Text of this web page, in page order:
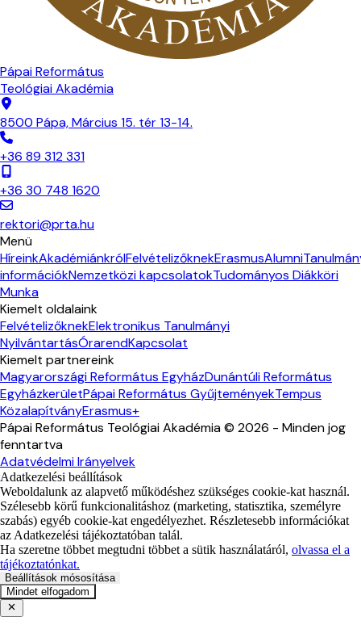
Pápai Református
Teológiai Akadémia
8500 Pápa, Március 15. tér 13-14.
+36 89 312 331
+36 30 748 1620
rektori@prta.hu
Menü
HíreinkAkadémiánkrólFelvételizőknekErasmusAlumni
információkNemzetközi kapcsolatokTudományos Diákköri
Munka
Kiemelt oldalaink
FelvételizőknekElektronikus Tanulmányi
NyilvántartásÓrarendKapcsolat
Kiemelt partnereink
Magyarországi Református EgyházDunántúli Református
EgyházkerületPápai Református GyűjteményekTempus
KözalapítványErasmus+
Pápai Református Teológiai Akadémia © 2026 - Minden jog
fenntartva
Adatvédelmi Irányelvek
Adatkezelési beállítások
Weboldalunk az alapvető működéshez szükséges cookie-kat használ.
Szélesebb körű funkcionalitáshoz (marketing, statisztika, személyre
szabás) egyéb cookie-kat engedélyezhet. Részletesebb információkat
az Adatkezelési tájékoztatóban talál.
Ha szeretne többet megtudni többet a sütik használatáról, olvassa el a
tájékoztatónkat.
Beállítások mósosítása
Mindet elfogadom